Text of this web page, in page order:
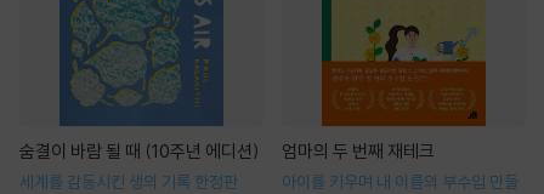
숨결이 바람 될 때 (10주년 에디션)
세계를 감동시킨 생의 기록 한정판
엄마의 두 번째 재테크
아이를 키우며 내 이름의 부수입 만들